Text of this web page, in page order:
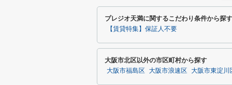
プレジオ天満に関するこだわり条件から探す
【賃貸特集】保証人不要
大阪市北区以外の市区町村から探す
大阪市福島区 大阪市浪速区 大阪市東淀川